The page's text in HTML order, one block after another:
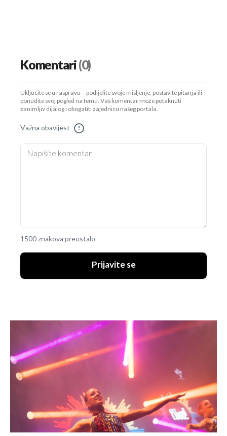
Komentari(0)
Uključite se u raspravu – podijelite svoje mišljenje, postavite pitanja ili
ponudite svoj pogled na temu. Vaš komentar može potaknuti
zanimljiv dijalog i obogatiti zajednicu našeg portala.
Važna obavijest !
1500 znakova preostalo
Prijavite se